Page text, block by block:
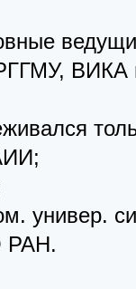
универ.
РАН.